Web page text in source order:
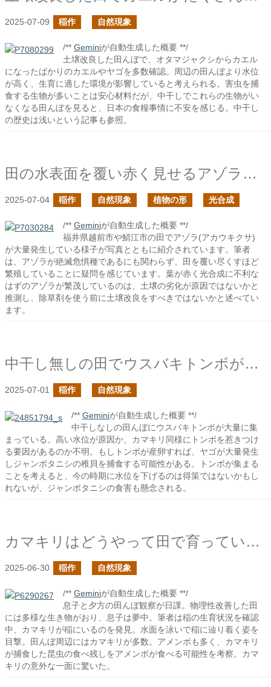
2025-07-09 稲作 自然現象
/** Geminiが自動生成した概要 **/
土壌改良した田んぼで、オタマジャクシからカエル
になったばかりのカエルやヤゴを多数確認。周辺の田んぼより水位
が高く、生育に適した環境が影響していると考えられる。害虫を捕
食する生物が多いことは安心材料だが、中干しでこれらの生物がい
なくなる田んぼを見ると、日本の食糧事情に不安を感じる。中干し
の歴史は浅いという記事も参照。
田の水表面を覆い赤く見せるアゾラたち
2025-07-04 稲作 自然現象 植物の形 光合成
/** Geminiが自動生成した概要 **/
福井県越前市や鯖江市の田でアゾラ(アカウキクサ)
が大量発生している様子が写真とともに紹介されています。筆者
は、アゾラが絶滅危惧種であるにも関わらず、田を覆い尽くすほど
繁殖していることに疑問を感じています。葉が赤く光合成に不利な
はずのアゾラが繁茂しているのは、土壌の劣化が原因ではないかと
推測し、除草剤を使う前に土壌改良をすべきではないかと述べてい
ます。
中干し無しの田でウスバキトンボがたくさん集まっているような気がする
2025-07-01 稲作 自然現象
/** Geminiが自動生成した概要 **/
中干しなしの田んぼにウスバキトンボが大量に集
まっている。高い水位が原因か、カマキリ同様にトンボを惹きつけ
る要因があるのか不明。もしトンボが産卵すれば、ヤゴが大量発生
しジャンボタニシの稚貝を捕食する可能性がある。トンボが集まる
ことを考えると、今の時期に水位を下げるのは得策ではないかもし
れないが、ジャンボタニシの食害も懸念される。
カマキリはどうやって田で育っているイネに移動するのだろう？
2025-06-30 稲作 自然現象
/** Geminiが自動生成した概要 **/
息子と夕方の田んぼ観察が日課。物理性改善した田
には多様な生き物がおり、息子は夢中。筆者は稲の生育状況を確認
中、カマキリが稲にいるのを発見。水面を泳いで稲に辿り着く姿を
目撃。田んぼ周辺にはカマキリが多数。アメンボも多く、カマキリ
が捕食した昆虫の食べ残しをアメンボが食べる可能性を考察。カマ
キリの意外な一面に驚いた。